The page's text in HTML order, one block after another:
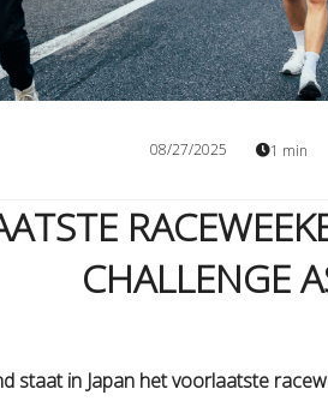
08/27/2025 1 min
CHALLENGE
staat in Japan het voorlaatste